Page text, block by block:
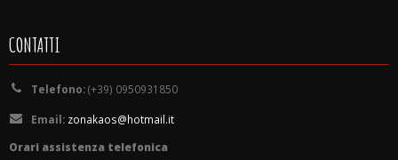
CONTATTI
Telefono:(+39) 0950931850
Email: zonakaos@hotmail.it
Orari assistenza telefonica